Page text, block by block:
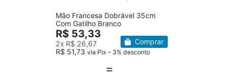
Mão Francesa Dobrável 35cm
Com Gatilho Branco
R$ 53,33
2x R$ 26,67
R$ 51,73 via Pix – 3% desconto
Comprar